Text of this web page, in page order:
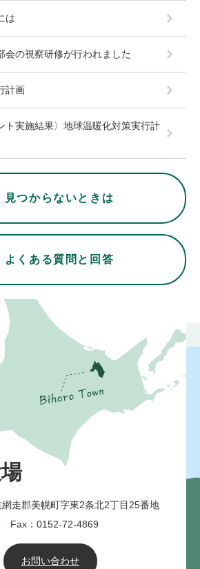
は
会の視察研修が行われました
計画
ト実施結果〉地球温暖化対策実行計
見つからないときは
よくある質問と回答
走郡美幌町字東2条北2丁目25番地
Fax：0152-72-4869
お問い合わせ